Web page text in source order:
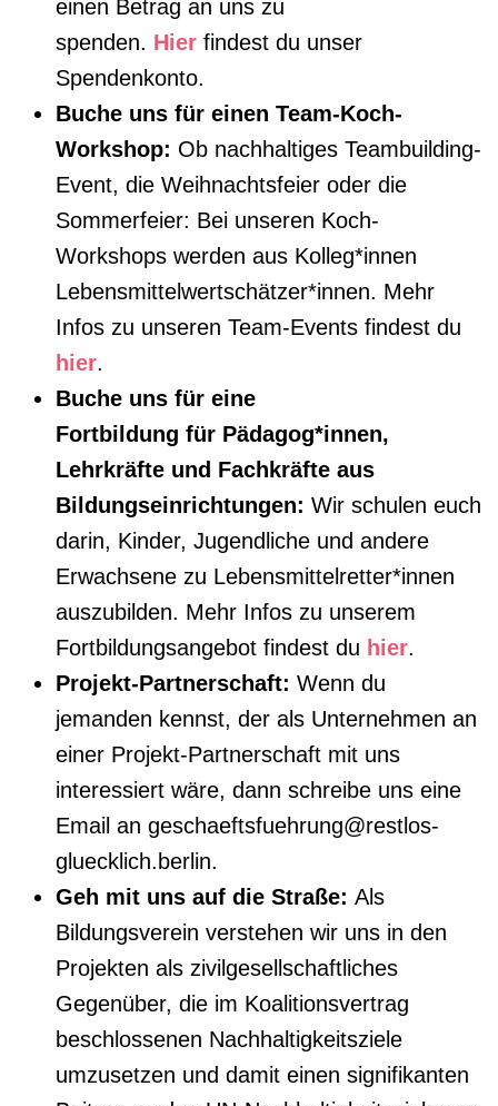
einen Betrag an uns zu
spenden. Hier findest du unser
Spendenkonto.
Buche uns für einen Team-Koch-
Workshop: Ob nachhaltiges Teambuilding-
Event, die Weihnachtsfeier oder die
Sommerfeier: Bei unseren Koch-
Workshops werden aus Kolleg*innen
Lebensmittelwertschätzer*innen. Mehr
Infos zu unseren Team-Events findest du
hier.
Buche uns für eine
Fortbildung für Pädagog*innen,
Lehrkräfte und Fachkräfte aus
Bildungseinrichtungen: Wir schulen euch
darin, Kinder, Jugendliche und andere
Erwachsene zu Lebensmittelretter*innen
auszubilden. Mehr Infos zu unserem
Fortbildungsangebot findest du hier.
Projekt-Partnerschaft: Wenn du
jemanden kennst, der als Unternehmen an
einer Projekt-Partnerschaft mit uns
interessiert wäre, dann schreibe uns eine
Email an geschaeftsfuehrung@restlos-
gluecklich.berlin.
Geh mit uns auf die Straße: Als
Bildungsverein verstehen wir uns in den
Projekten als zivilgesellschaftliches
Gegenüber, die im Koalitionsvertrag
beschlossenen Nachhaltigkeitsziele
umzusetzen und damit einen signifikanten